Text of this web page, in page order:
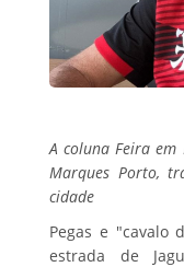
A coluna Feira
Marques Porto,
cidade
Pegas e "cavalo
estrada de